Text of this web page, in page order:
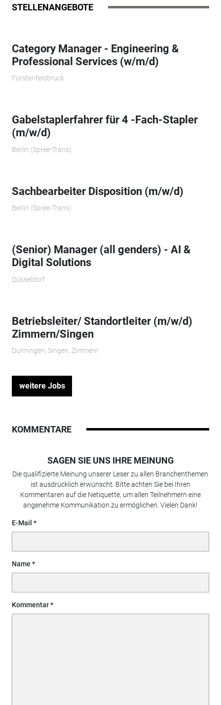
STELLENANGEBOTE
Category Manager - Engineering &
Professional Services (w/m/d)
Fürstenfeldbruck
Gabelstaplerfahrer für 4 -Fach-Stapler
(m/w/d)
Berlin (Spree-Trans)
Sachbearbeiter Disposition (m/w/d)
Berlin (Spree-Trans)
(Senior) Manager (all genders) - AI &
Digital Solutions
Düsseldorf
Betriebsleiter/ Standortleiter (m/w/d)
Zimmern/Singen
Dunningen, Singen, Zimmern
weitere Jobs
KOMMENTARE
SAGEN SIE UNS IHRE MEINUNG
Die qualifizierte Meinung unserer Leser zu allen Branchenthemen
ist ausdrücklich erwünscht. Bitte achten Sie bei Ihren
Kommentaren auf die Netiquette, um allen Teilnehmern eine
angenehme Kommunikation zu ermöglichen. Vielen Dank!
E-Mail
Name
Kommentar